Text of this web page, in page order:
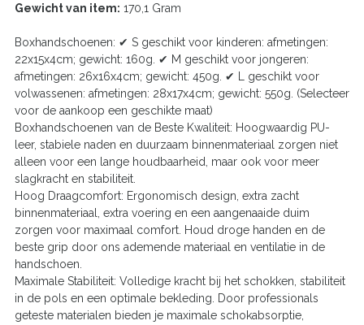
Gewicht van item: 170,1 Gram
Boxhandschoenen: ✔ S geschikt voor kinderen: afmetingen:
22x15x4cm; gewicht: 160g. ✔ M geschikt voor jongeren:
afmetingen: 26x16x4cm; gewicht: 450g. ✔ L geschikt voor
volwassenen: afmetingen: 28x17x4cm; gewicht: 550g. (Selecteer
voor de aankoop een geschikte maat)
Boxhandschoenen van de Beste Kwaliteit: Hoogwaardig PU-
leer, stabiele naden en duurzaam binnenmateriaal zorgen niet
alleen voor een lange houdbaarheid, maar ook voor meer
slagkracht en stabiliteit.
Hoog Draagcomfort: Ergonomisch design, extra zacht
binnenmateriaal, extra voering en een aangenaaide duim
zorgen voor maximaal comfort. Houd droge handen en de
beste grip door ons ademende materiaal en ventilatie in de
handschoen.
Maximale Stabiliteit: Volledige kracht bij het schokken, stabiliteit
in de pols en een optimale bekleding. Door professionals
geteste materialen bieden je maximale schokabsorptie,